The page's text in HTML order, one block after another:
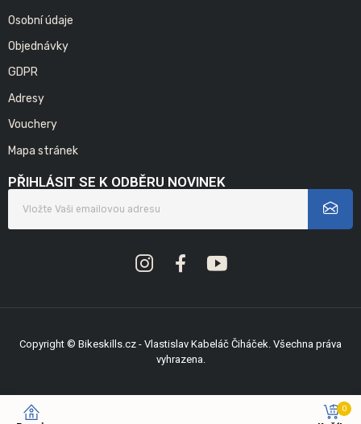
0
Osobní údaje
Objednávky
GDPR
Adresy
Vouchery
Mapa stránek
PŘIHLÁSIT SE K ODBĚRU NOVINEK
Copyright © Bikeskills.cz - Vlastislav Kabeláč Čiháček. Všechna práva
vyhrazena.